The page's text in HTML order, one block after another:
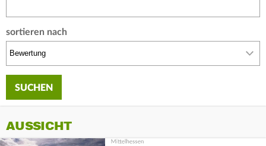
sortieren nach
AUSSICHT